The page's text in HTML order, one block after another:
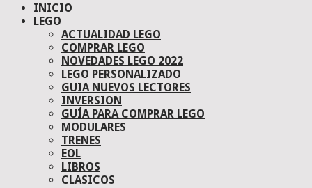
INICIO
LEGO
ACTUALIDAD LEGO
COMPRAR LEGO
NOVEDADES LEGO 2022
LEGO PERSONALIZADO
GUIA NUEVOS LECTORES
INVERSION
GUÍA PARA COMPRAR LEGO
MODULARES
TRENES
EOL
LIBROS
CLASICOS